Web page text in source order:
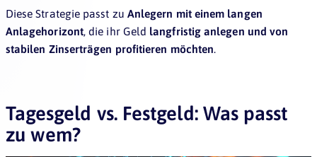
Diese Strategie passt zu Anlegern mit einem langen
Anlagehorizont, die ihr Geld langfristig anlegen und von
stabilen Zinserträgen profitieren möchten.
Tagesgeld vs. Festgeld: Was passt
zu wem?